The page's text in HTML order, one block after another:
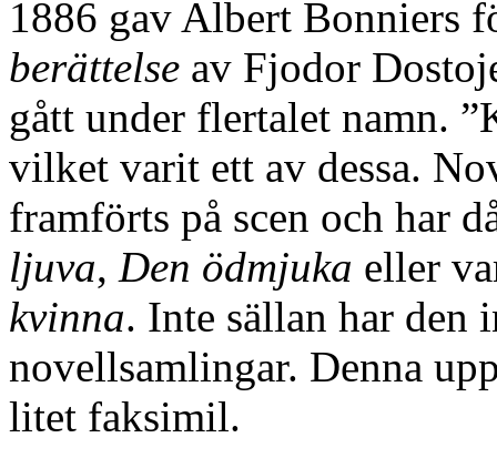
1886 gav Albert Bonniers
berättelse av Fjodor
gått under flertalet namn.
vilket varit ett av dessa.
framförts på scen och har
ljuva, Den ödmjuka eller
kvinna. Inte sällan har den
novellsamlingar. Denna
litet faksimil.